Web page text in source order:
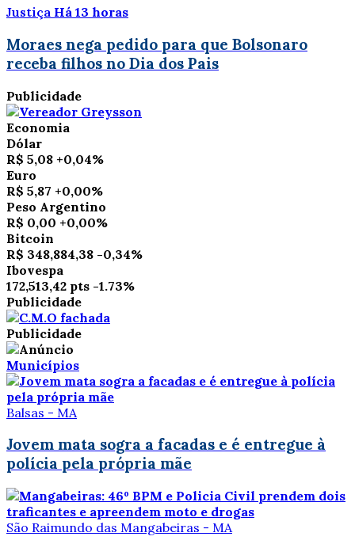
Justiça Há 13 horas
Moraes nega pedido para que Bolsonaro
receba filhos no Dia dos Pais
Publicidade
Economia
Dólar
R$ 5,08 +0,04%
Euro
R$ 5,87 +0,00%
Peso Argentino
R$ 0,00 +0,00%
Bitcoin
R$ 348,884,38 -0,34%
Ibovespa
172,513,42 pts -1.73%
Publicidade
Publicidade
Municípios
Balsas - MA
Jovem mata sogra a facadas e é entregue à
polícia pela própria mãe
São Raimundo das Mangabeiras - MA